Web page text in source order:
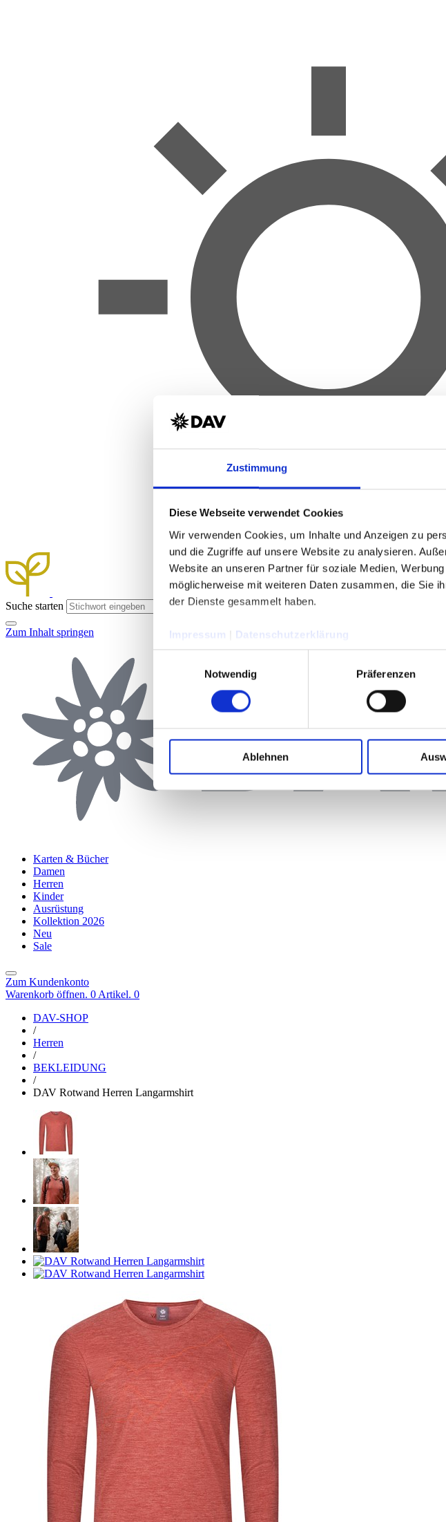
Zustimmung
Diese Webseite verwendet Cookies
Wir verwenden Cookies, um Inhalte und Anzeigen zu
und die Zugriffe auf unsere Website zu analysieren.
Website an unseren Partner für soziale Medien,
möglicherweise mit weiteren Daten zusammen, die Sie
der Dienste gesammelt haben.
Impressum
Datenschutzerklärung
Notwendig
Präferenzen
Ablehnen
Suche starten
Zum Inhalt springen
Karten & Bücher
Damen
Herren
Kinder
Ausrüstung
Kollektion 2026
Neu
Sale
Zum Kundenkonto
Warenkorb öffnen. 0 Artikel. 0
DAV-SHOP
/
Herren
/
BEKLEIDUNG
/
DAV Rotwand Herren Langarmshirt